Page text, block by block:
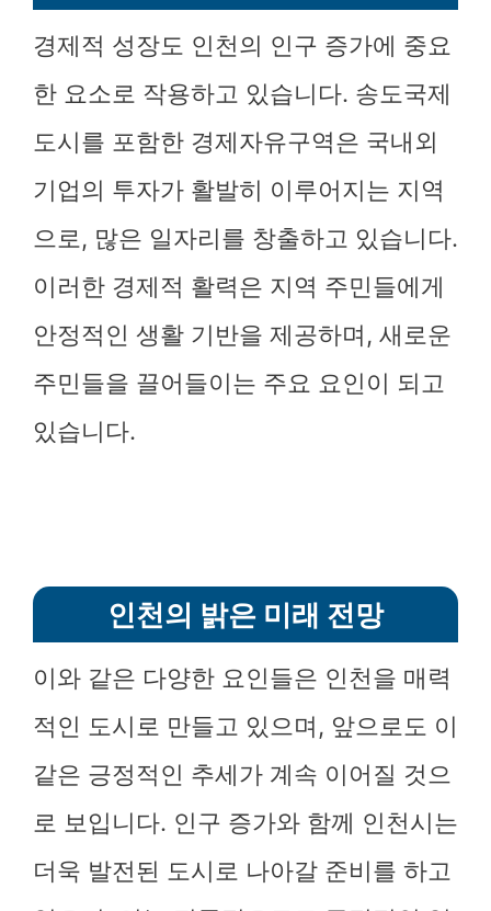
경제적 성장도 인천의 인구 증가에 중요
한 요소로 작용하고 있습니다. 송도국제
도시를 포함한 경제자유구역은 국내외
기업의 투자가 활발히 이루어지는 지역
으로, 많은 일자리를 창출하고 있습니다.
이러한 경제적 활력은 지역 주민들에게
안정적인 생활 기반을 제공하며, 새로운
주민들을 끌어들이는 주요 요인이 되고
있습니다.
인천의 밝은 미래 전망
이와 같은 다양한 요인들은 인천을 매력
적인 도시로 만들고 있으며, 앞으로도 이
같은 긍정적인 추세가 계속 이어질 것으
로 보입니다. 인구 증가와 함께 인천시는
더욱 발전된 도시로 나아갈 준비를 하고